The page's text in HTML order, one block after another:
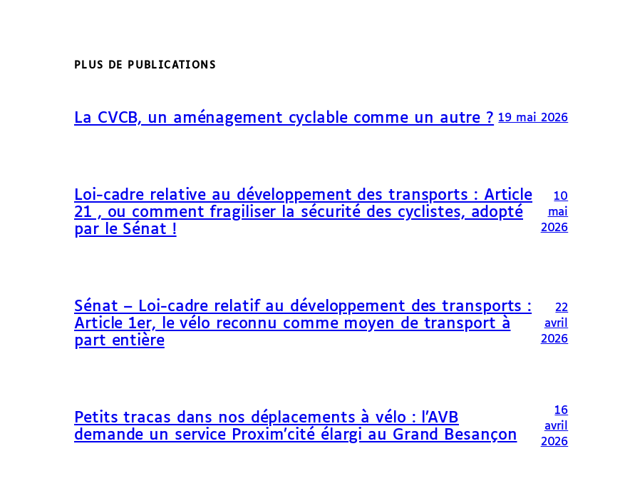
PLUS DE PUBLICATIONS
La CVCB, un aménagement cyclable comme un autre ? 19 mai 2026
Loi-cadre relative au développement des transports : Article
21 , ou comment fragiliser la sécurité des cyclistes, adopté
par le Sénat !
10
mai
2026
Sénat – Loi-cadre relatif au développement des transports :
Article 1er, le vélo reconnu comme moyen de transport à
part entière
22
avril
2026
Petits tracas dans nos déplacements à vélo : l’AVB
demande un service Proxim’cité élargi au Grand Besançon
16
avril
2026